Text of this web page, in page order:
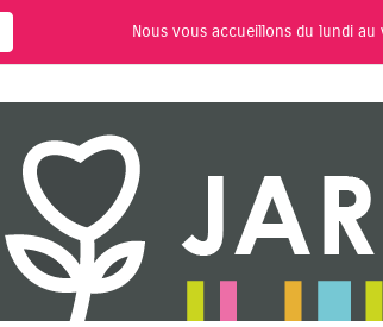
Nous vous accueillons du lundi